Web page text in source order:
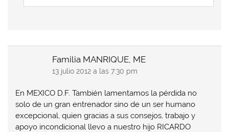
Familia MANRIQUE, ME
13 julio 2012 a las 7:30 pm
En MEXICO D.F. También lamentamos la pérdida no
solo de un gran entrenador sino de un ser humano
excepcional, quien gracias a sus consejos, trabajo y
apoyo incondicional llevo a nuestro hijo RICARDO